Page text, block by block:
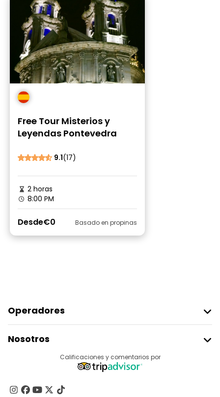
Free Tour Misterios y
Leyendas Pontevedra
9.1(17)
2 horas
8:00 PM
Desde€0 Basado en propinas
Operadores
Acceder Como Proveedor
Programa De Afiliados
Nosotros
Contacto
Calificaciones y comentarios por